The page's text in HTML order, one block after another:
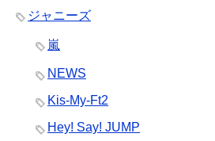
ジャニーズ
嵐
NEWS
Kis-My-Ft2
Hey! Say! JUMP